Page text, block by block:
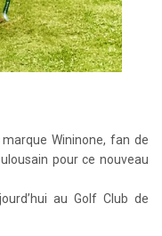
Wininone, fan de
pour ce nouveau
au Golf Club de